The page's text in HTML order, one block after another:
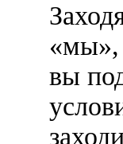
«мы»,
вы